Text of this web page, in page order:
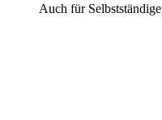
Auch für